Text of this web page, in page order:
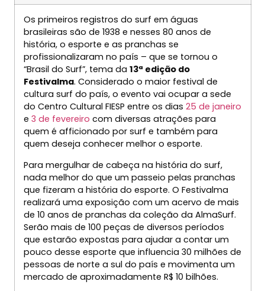
Os primeiros registros do surf em águas
brasileiras são de 1938 e nesses 80 anos de
história, o esporte e as pranchas se
profissionalizaram no país – que se tornou o
“Brasil do Surf”, tema da 13ª edição do
Festivalma. Considerado o maior festival de
cultura surf do país, o evento vai ocupar a sede
do Centro Cultural FIESP entre os dias 25 de janeiro
e 3 de fevereiro com diversas atrações para
quem é afficionado por surf e também para
quem deseja conhecer melhor o esporte.
Para mergulhar de cabeça na história do surf,
nada melhor do que um passeio pelas pranchas
que fizeram a história do esporte. O Festivalma
realizará uma exposição com um acervo de mais
de 10 anos de pranchas da coleção da AlmaSurf.
Serão mais de 100 peças de diversos períodos
que estarão expostas para ajudar a contar um
pouco desse esporte que influencia 30 milhões de
pessoas de norte a sul do país e movimenta um
mercado de aproximadamente R$ 10 bilhões.